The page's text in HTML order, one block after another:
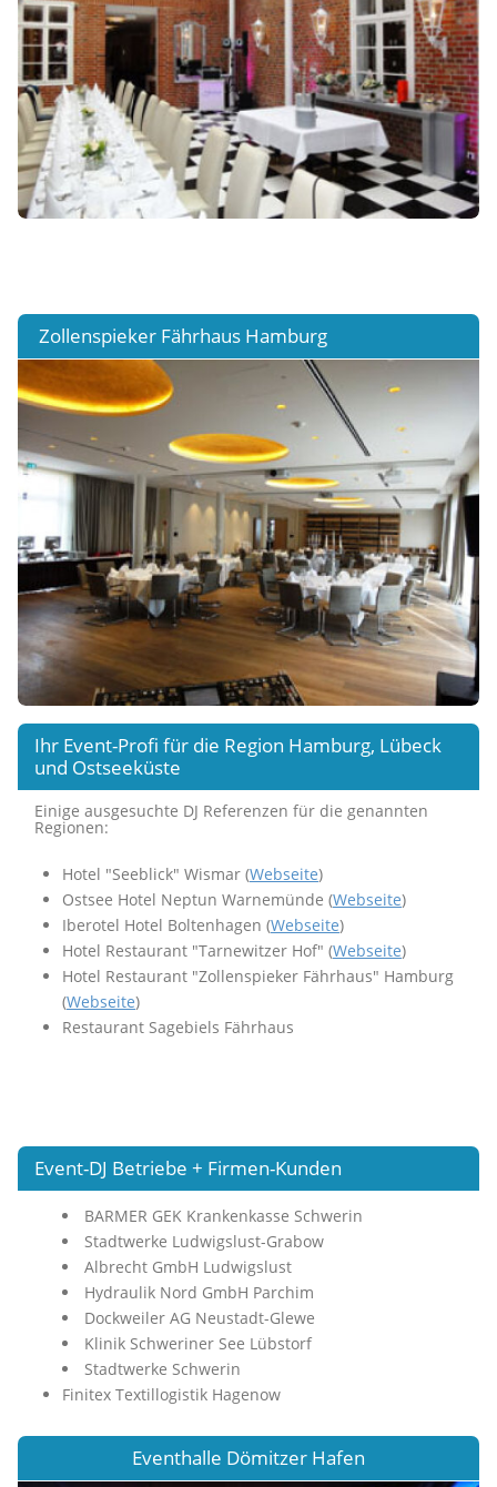
Zollenspieker Fährhaus Hamburg
Ihr Event-Profi für die Region Hamburg, Lübeck
und Ostseeküste
Einige ausgesuchte DJ Referenzen für die genannten
Regionen:
Hotel "Seeblick" Wismar (Webseite)
Ostsee Hotel Neptun Warnemünde (Webseite)
Iberotel Hotel Boltenhagen (Webseite)
Hotel Restaurant "Tarnewitzer Hof" (Webseite)
Hotel Restaurant "Zollenspieker Fährhaus" Hamburg
(Webseite)
Restaurant Sagebiels Fährhaus
Event-DJ Betriebe + Firmen-Kunden
BARMER GEK Krankenkasse Schwerin
Stadtwerke Ludwigslust-Grabow
Albrecht GmbH Ludwigslust
Hydraulik Nord GmbH Parchim
Dockweiler AG Neustadt-Glewe
Klinik Schweriner See Lübstorf
Stadtwerke Schwerin
Finitex Textillogistik Hagenow
Eventhalle Dömitzer Hafen